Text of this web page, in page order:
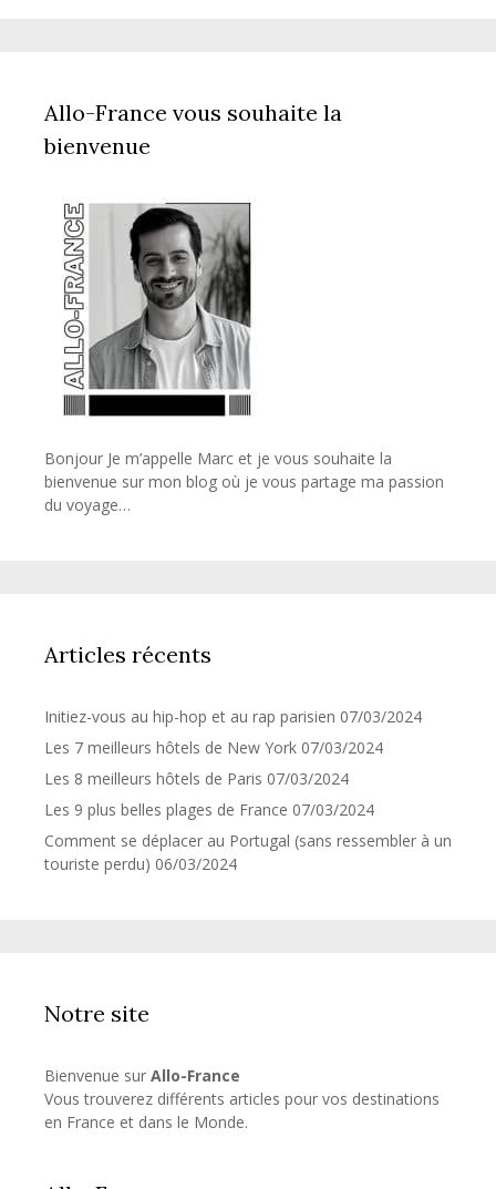
Allo-France vous souhaite la
bienvenue
Bonjour Je m’appelle Marc et je vous souhaite la
bienvenue sur mon blog où je vous partage ma passion
du voyage…
Articles récents
Initiez-vous au hip-hop et au rap parisien 07/03/2024
Les 7 meilleurs hôtels de New York 07/03/2024
Les 8 meilleurs hôtels de Paris 07/03/2024
Les 9 plus belles plages de France 07/03/2024
Comment se déplacer au Portugal (sans ressembler à un
touriste perdu) 06/03/2024
Notre site
Bienvenue sur Allo-France
Vous trouverez différents articles pour vos destinations
en France et dans le Monde.